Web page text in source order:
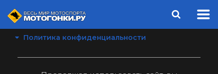
Политика конфиденциальности